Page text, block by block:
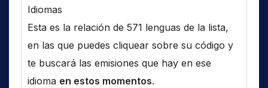
Idiomas
Esta es la relación de 571 lenguas de la lista,
en las que puedes cliquear sobre su código y
te buscará las emisiones que hay en ese
idioma en estos momentos.